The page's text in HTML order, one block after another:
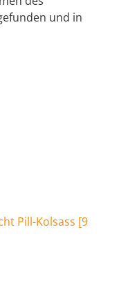
und in
Pill-Kolsass [9